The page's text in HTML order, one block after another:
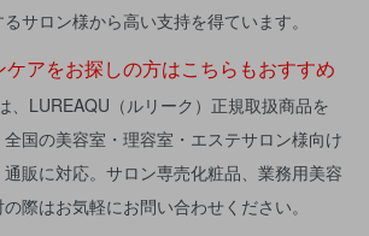
サロン様から高い支持を得ています。
アをお探しの方はこちらもおすすめ
、LUREAQU（ルリーク）正規取扱商品を
国の美容室・理容室・エステサロン様向け
販に対応。サロン専売化粧品、業務用美容
際はお気軽にお問い合わせください。